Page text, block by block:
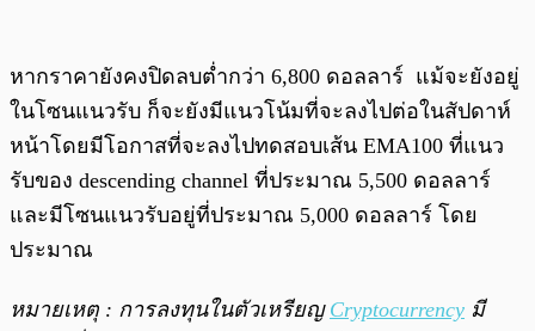
หากราคายังคงปิดลบต่ำกว่า 6,800 ดอลลาร์ แม้จะยังอยู่
ในโซนแนวรับ ก็จะยังมีแนวโน้มที่จะลงไปต่อในสัปดาห์
หน้าโดยมีโอกาสที่จะลงไปทดสอบเส้น EMA100 ที่แนว
รับของ descending channel ที่ประมาณ 5,500 ดอลลาร์
และมีโซนแนวรับอยู่ที่ประมาณ 5,000 ดอลลาร์ โดย
ประมาณ
หมายเหตุ : การลงทุนในตัวเหรียญ Cryptocurrency มี